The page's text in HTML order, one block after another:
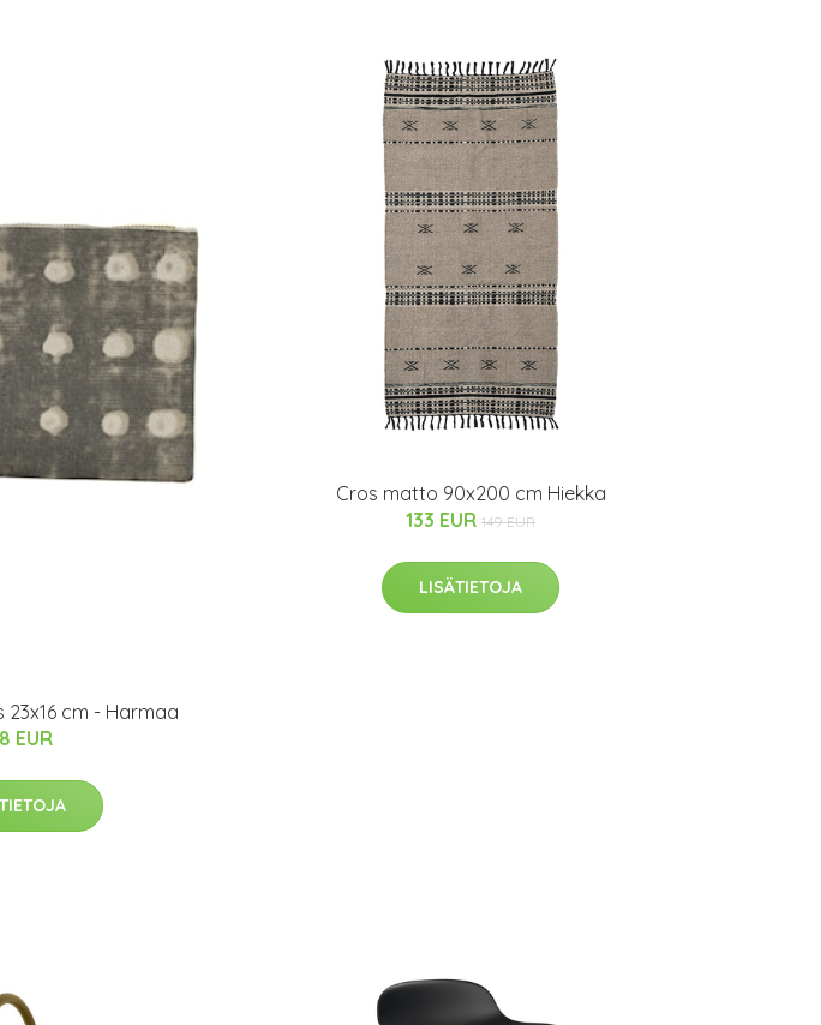
23x16 cm - Harmaa
EUR
Cros matto 90x200 cm Hiekka
133 EUR 149 EUR
LISÄTIETOJA